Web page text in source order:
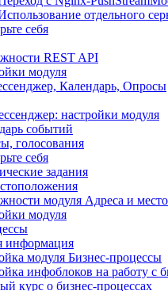
отдельного
себя
REST API
модуля
Календарь, Опросы
настройки модуля
событий
голосования
себя
задания
модуля Адреса и
модуля
информация
модуля Бизнес-процессы
инфоблоков на работу с
курс о бизнес-процессах